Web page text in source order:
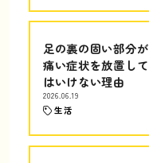
足の裏の固い部分が
痛い症状を放置して
はいけない理由
2026.06.19
生活